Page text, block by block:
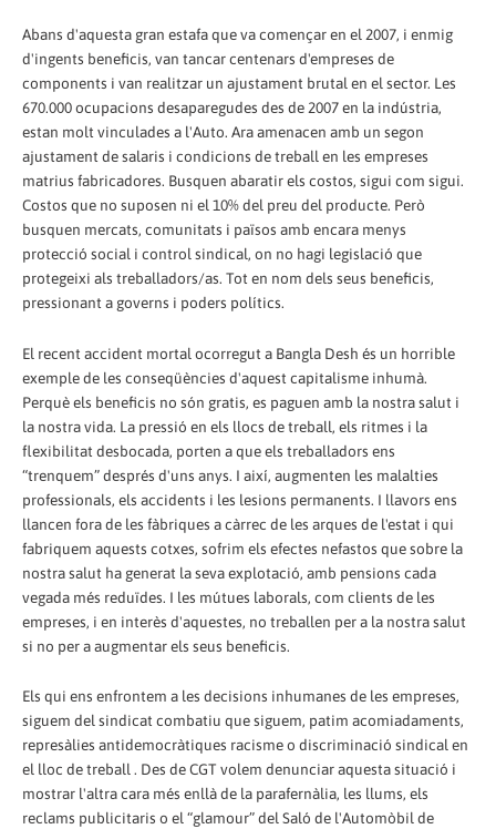
Abans d'aquesta gran estafa que va començar en el 2007, i enmig
d'ingents beneficis, van tancar centenars d'empreses de
components i van realitzar un ajustament brutal en el sector. Les
670.000 ocupacions desaparegudes des de 2007 en la indústria,
estan molt vinculades a l'Auto. Ara amenacen amb un segon
ajustament de salaris i condicions de treball en les empreses
matrius fabricadores. Busquen abaratir els costos, sigui com sigui.
Costos que no suposen ni el 10% del preu del producte. Però
busquen mercats, comunitats i països amb encara menys
protecció social i control sindical, on no hagi legislació que
protegeixi als treballadors/as. Tot en nom dels seus beneficis,
pressionant a governs i poders polítics.
El recent accident mortal ocorregut a Bangla Desh és un horrible
exemple de les conseqüències d'aquest capitalisme inhumà.
Perquè els beneficis no són gratis, es paguen amb la nostra salut i
la nostra vida. La pressió en els llocs de treball, els ritmes i la
flexibilitat desbocada, porten a que els treballadors ens
“trenquem” després d'uns anys. I així, augmenten les malalties
professionals, els accidents i les lesions permanents. I llavors ens
llancen fora de les fàbriques a càrrec de les arques de l'estat i qui
fabriquem aquests cotxes, sofrim els efectes nefastos que sobre la
nostra salut ha generat la seva explotació, amb pensions cada
vegada més reduïdes. I les mútues laborals, com clients de les
empreses, i en interès d'aquestes, no treballen per a la nostra salut
si no per a augmentar els seus beneficis.
Els qui ens enfrontem a les decisions inhumanes de les empreses,
siguem del sindicat combatiu que siguem, patim acomiadaments,
represàlies antidemocràtiques racisme o discriminació sindical en
el lloc de treball . Des de CGT volem denunciar aquesta situació i
mostrar l'altra cara més enllà de la parafernàlia, les llums, els
reclams publicitaris o el “glamour” del Saló de l'Automòbil de